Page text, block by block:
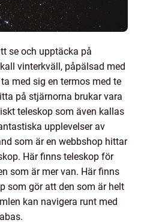
se och upptäcka på
vinterkväll, påpälsad med
med sig en termos med te
på stjärnorna brukar vara
teleskop som även kallas
upplevelser av
som är en webbshop hittar
Här finns teleskop för
som är mer van. Här finns
som gör att den som är helt
kan navigera runt med